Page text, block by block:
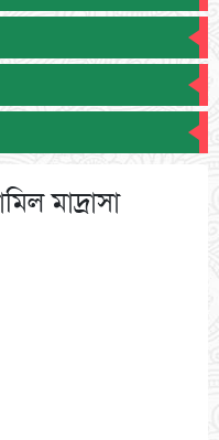
মাদ্রাসা